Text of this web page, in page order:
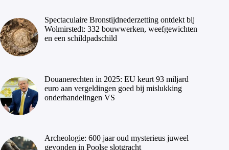
Spectaculaire Bronstijdnederzetting ontdekt bij
Wolmirstedt: 332 bouwwerken, weefgewichten
en een schildpadschild
Douanerechten in 2025: EU keurt 93 miljard
euro aan vergeldingen goed bij mislukking
onderhandelingen VS
Archeologie: 600 jaar oud mysterieus juweel
gevonden in Poolse slotgracht